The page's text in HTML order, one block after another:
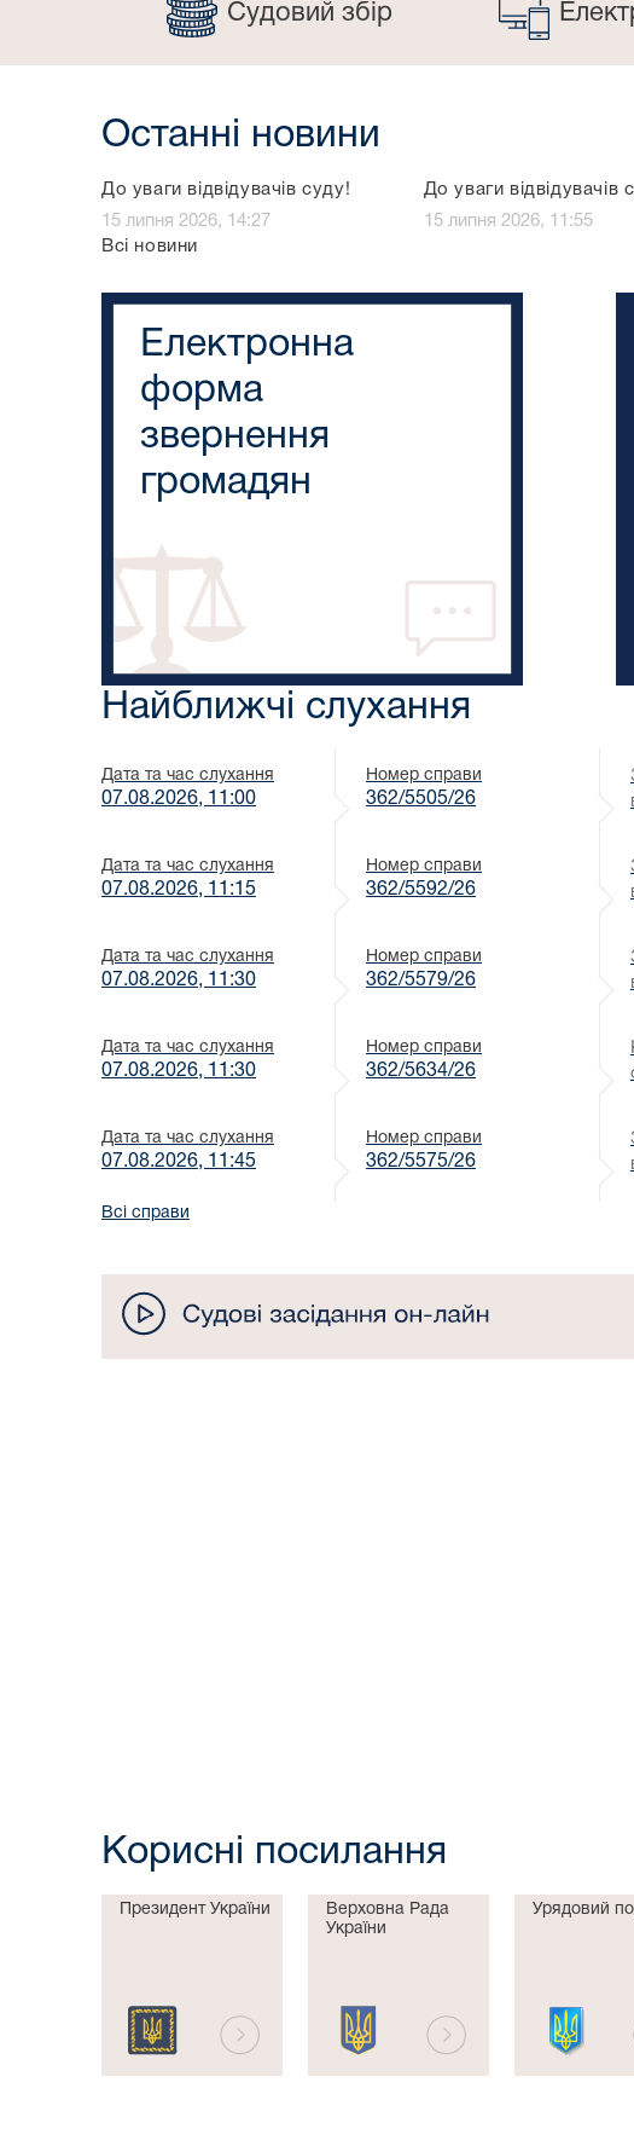
Судовий збір
Останні новини
До уваги відвідувачів суду!
15 липня 2026, 14:27
До уваги відвідувачів
15 липня 2026, 11:55
Всі новини
Електронна
форма
звернення
громадян
Найближчі слухання
Дата та час слухання
07.08.2026, 11:00
Номер справи
362/5505/26
Дата та час слухання
07.08.2026, 11:15
Номер справи
362/5592/26
Дата та час слухання
07.08.2026, 11:30
Номер справи
362/5579/26
Дата та час слухання
07.08.2026, 11:30
Номер справи
362/5634/26
Дата та час слухання
07.08.2026, 11:45
Номер справи
362/5575/26
Всі справи
Корисні посилання
Президент України
Верховна Рада
України
Урядовий